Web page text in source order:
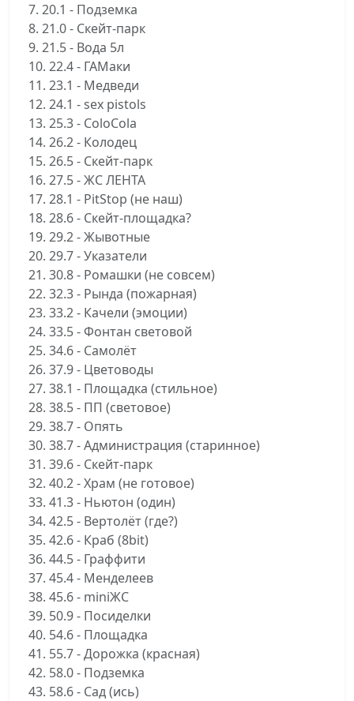
7. 20.1 - Подземка
8. 21.0 - Скейт-парк
9. 21.5 - Вода 5л
10. 22.4 - ГАМаки
11. 23.1 - Медведи
12. 24.1 - sex pistols
13. 25.3 - ColoCola
14. 26.2 - Колодец
15. 26.5 - Скейт-парк
16. 27.5 - ЖС ЛЕНТА
17. 28.1 - PitStop (не наш)
18. 28.6 - Скейт-площадка?
19. 29.2 - Жывотные
20. 29.7 - Указатели
21. 30.8 - Ромашки (не совсем)
22. 32.3 - Рында (пожарная)
23. 33.2 - Качели (эмоции)
24. 33.5 - Фонтан световой
25. 34.6 - Самолёт
26. 37.9 - Цветоводы
27. 38.1 - Площадка (стильное)
28. 38.5 - ПП (световое)
29. 38.7 - Опять
30. 38.7 - Администрация (старинное)
31. 39.6 - Скейт-парк
32. 40.2 - Храм (не готовое)
33. 41.3 - Ньютон (один)
34. 42.5 - Вертолёт (где?)
35. 42.6 - Краб (8bit)
36. 44.5 - Граффити
37. 45.4 - Менделеев
38. 45.6 - miniЖС
39. 50.9 - Посиделки
40. 54.6 - Площадка
41. 55.7 - Дорожка (красная)
42. 58.0 - Подземка
43. 58.6 - Сад (ись)